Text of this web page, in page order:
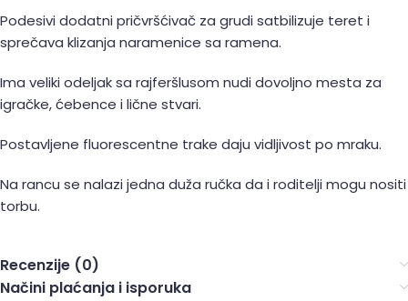
Podesivi dodatni pričvršćivač za grudi satbilizuje teret i
sprečava klizanja naramenice sa ramena.
Ima veliki odeljak sa rajferšlusom nudi dovoljno mesta za
igračke, ćebence i lične stvari.
Postavljene fluorescentne trake daju vidljivost po mraku.
Na rancu se nalazi jedna duža ručka da i roditelji mogu nositi
torbu.
Recenzije (0)
Načini plaćanja i isporuka